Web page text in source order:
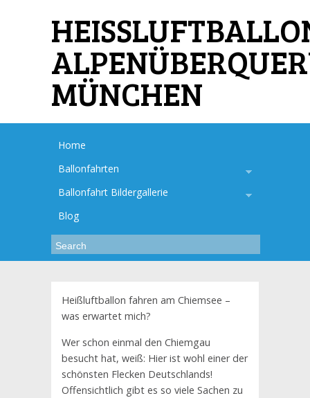
MÜNCHEN
Home
Ballonfahrten
Ballonfahrt Bildergallerie
Blog
Heißluftballon fahren am Chiemsee –
was erwartet mich?
Wer schon einmal den Chiemgau
besucht hat, weiß: Hier ist wohl einer der
schönsten Flecken Deutschlands!
Offensichtlich gibt es so viele Sachen zu